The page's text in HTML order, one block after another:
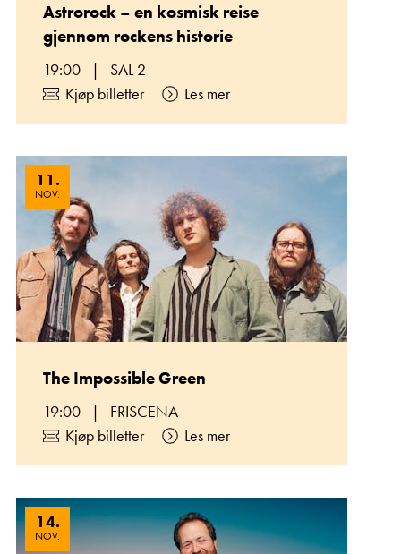
Astrorock – en kosmisk reise
gjennom rockens historie
19:00 |
SAL 2
Kjøp billetter
Les mer
11 .
NOV.
The Impossible Green
19:00 |
FRISCENA
Kjøp billetter
Les mer
14.
NOV.